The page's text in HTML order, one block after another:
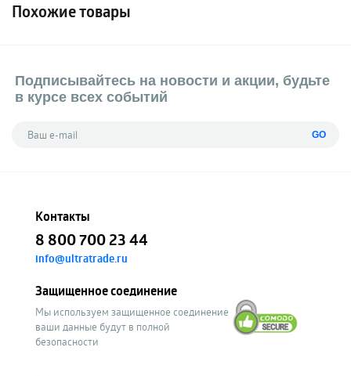
Похожие товары
Подписывайтесь на новости и акции, будьте
в курсе всех событий
GO
Контакты
8 800 700 23 44
info@ultratrade.ru
Защищенное соединение
Мы используем защищенное соединение
ваши данные будут в полной
безопасности